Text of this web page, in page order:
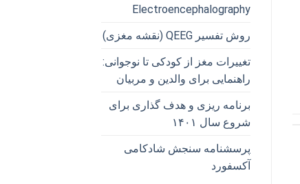
Electroencephalography
روش تفسیر QEEG (نقشه مغزی)
تغییرات مغز از کودکی تا نوجوانی:
راهنمایی برای والدین و مربیان
برنامه ریزی و هدف گذاری برای
شروع سال ۱۴۰۱
پرسشنامه سنجش شادکامی
آکسفورد